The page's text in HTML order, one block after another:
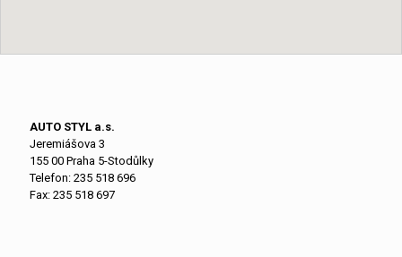
AUTO STYL a.s.
Jeremiášova 3
155 00 Praha 5-Stodůlky
Telefon: 235 518 696
Fax: 235 518 697